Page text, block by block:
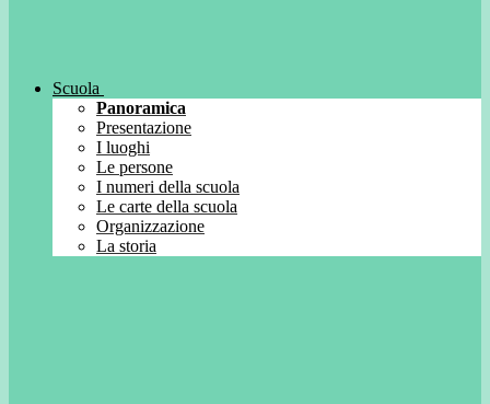
Scuola
Panoramica
Presentazione
I luoghi
Le persone
I numeri della scuola
Le carte della scuola
Organizzazione
La storia